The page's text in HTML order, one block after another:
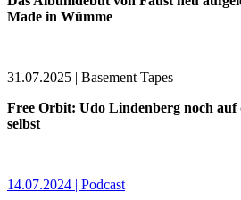
Made in Wümme
31.07.2025 | Basement Tapes
Free Orbit: Udo Lindenberg noch auf
selbst
14.07.2024 | Podcast